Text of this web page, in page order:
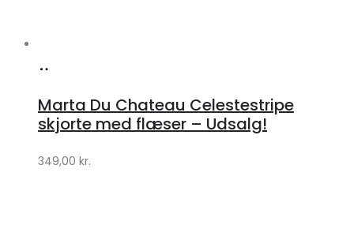
Klædeskabet.dk
Marta Du Chateau Celestestripe
skjorte med flæser – Udsalg!
349,00 kr.